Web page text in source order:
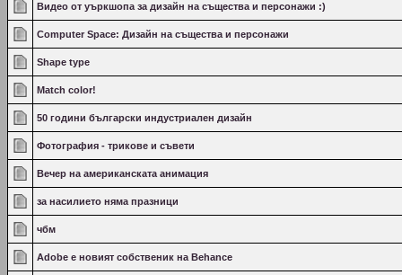
Видео от уъркшопа за дизайн на същества и персонажи :)
Computer Space: Дизайн на същества и персонажи
Shape type
Match color!
50 години български индустриален дизайн
Фотография - трикове и съвети
Вечер на американската анимация
за насилието няма празници
чбм
Adobe е новият собственик на Behance